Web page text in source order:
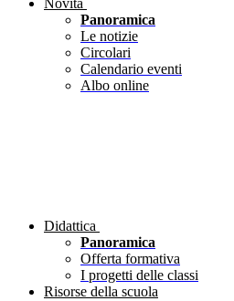
Novità
Panoramica
Le notizie
Circolari
Calendario eventi
Albo online
Didattica
Panoramica
Offerta formativa
I progetti delle classi
Risorse della scuola